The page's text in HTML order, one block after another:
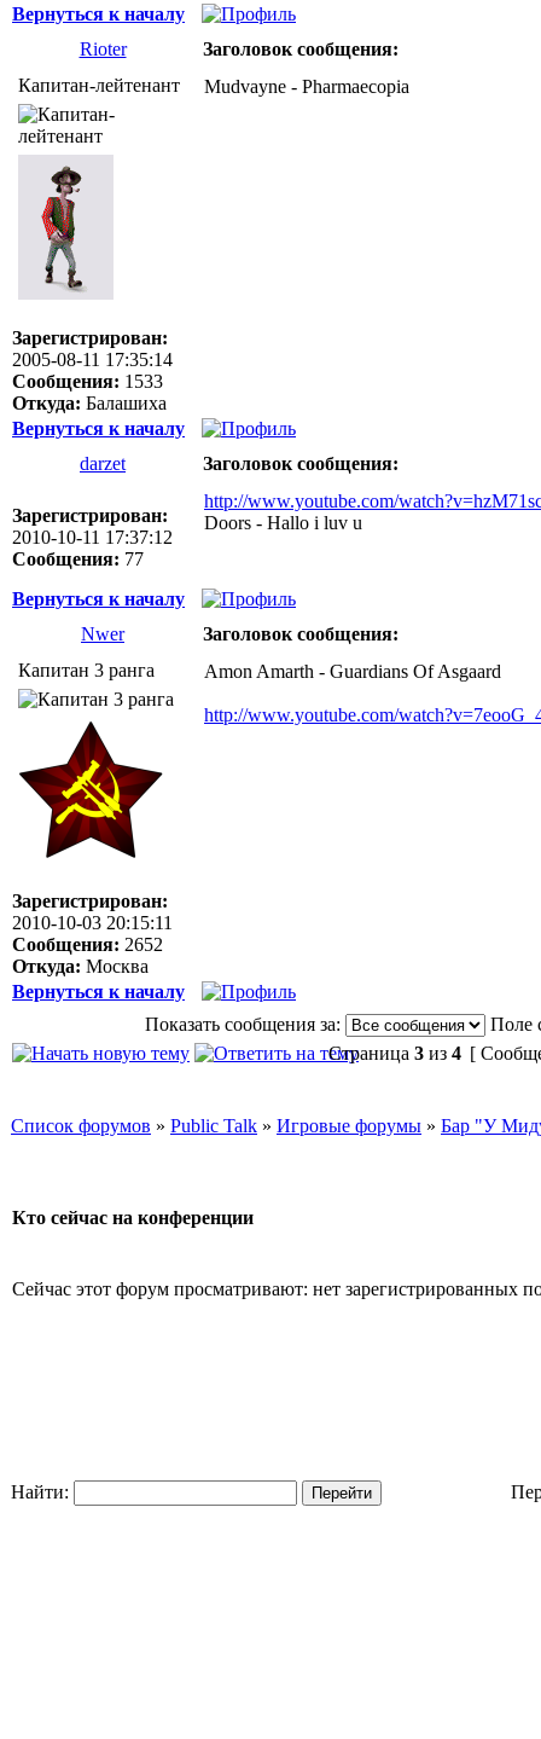
Вернуться к началу
Rioter
Заголовок сообщения:
Капитан-лейтенант
Зарегистрирован:
2005-08-11 17:35:14
Сообщения: 1533
Откуда: Балашиха
Mudvayne - Pharmaecopia
Вернуться к началу
darzet
Заголовок сообщения:
Зарегистрирован:
2010-10-11 17:37:12
Сообщения: 77
http://www.youtube.com/
Doors - Hallo i luv u
Вернуться к началу
Nwer
Заголовок сообщения:
Капитан 3 ранга
Зарегистрирован:
2010-10-03 20:15:11
Сообщения: 2652
Откуда: Москва
Amon Amarth - Guardians Of Asgaard
http://www.youtube.com/
Вернуться к началу
Показать сообщения за:
Поле
Страница 3 из 4 [
Список форумов » Public Talk » Игровые форумы » Бар "У
Кто сейчас на конференции
Сейчас этот форум просматривают: нет зарегистрированных
Найти: